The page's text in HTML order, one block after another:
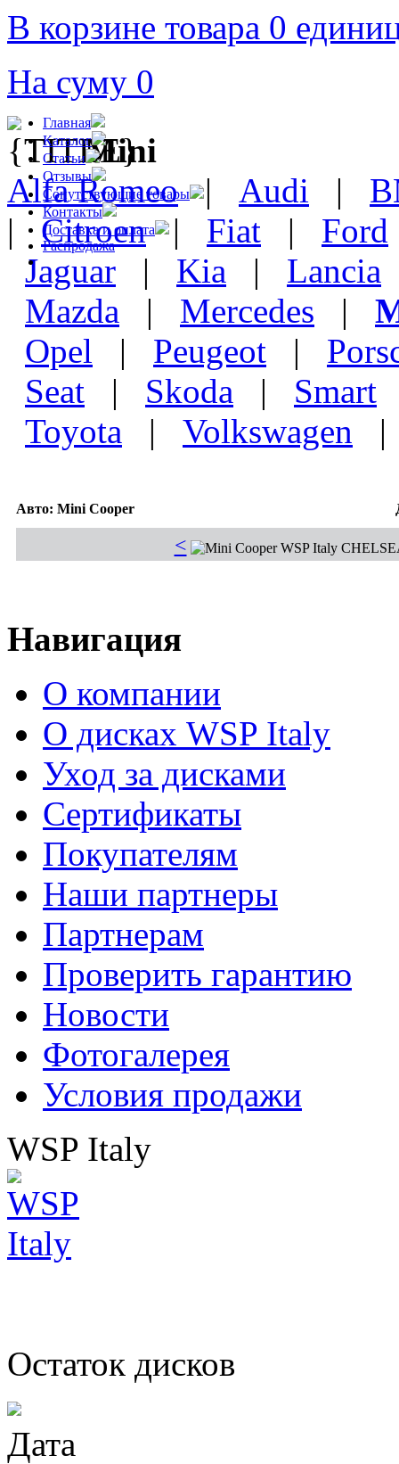
Главная
Каталог
Статьи
Отзывы
Сопутствующие товары
Контакты
Доставка и оплата
Распродажа
В корзине товара 0
На суму 0
Mini
Alfa Romeo| Audi |
| Citroen| Fiat | Ford
Jaguar | Kia | Lancia
Mazda | Mercedes |
Opel | Peugeot |
Seat | Skoda | Smart
Toyota | Volkswagen
Авто: Mini Cooper
<
Навигация
О компании
О дисках WSP Italy
Уход за дисками
Сертификаты
Покупателям
Наши партнеры
Партнерам
Проверить гарантию
Новости
Фотогалерея
Условия продажи
WSP Italy
Остаток дисков
Дата